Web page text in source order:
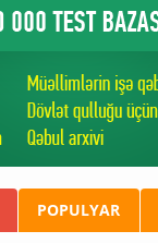
POPULYAR